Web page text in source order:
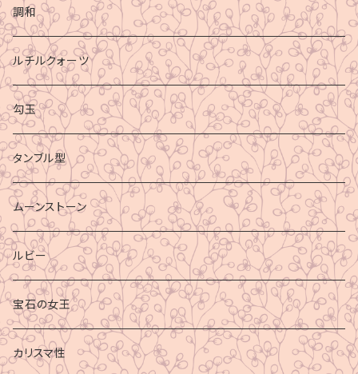
調和
ルチルクォーツ
勾玉
タンブル型
ムーンストーン
ルビー
宝石の女王
カリスマ性